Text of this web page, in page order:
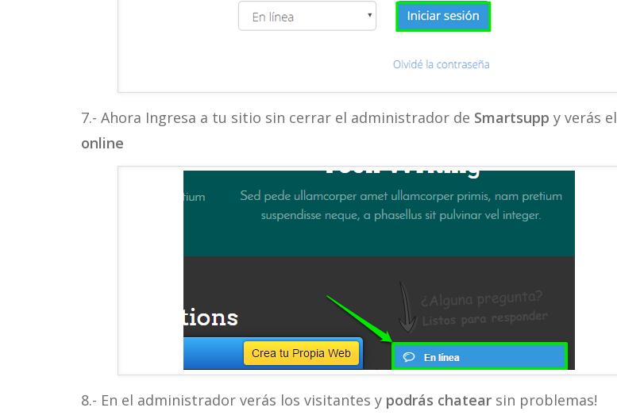
7.- Ahora Ingresa a tu sitio sin cerrar el administrador de Smartsupp y verás el
online
8.- En el administrador verás los visitantes y podrás chatear sin problemas!